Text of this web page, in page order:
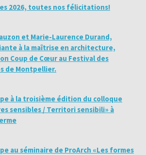
2026, toutes nos félicitations!
et Marie-Laurence Durand,
à la maîtrise en architecture,
Coup de Cœur au Festival des
de Montpellier.
à la troisième édition du colloque
sensibles / Territori sensibili» à
au séminaire de ProArch «Les formes